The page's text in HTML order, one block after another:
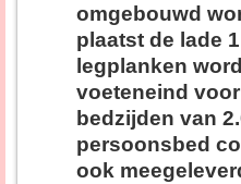
omgebouwd
plaatst de lade
legplanken
voeteneind
bedzijden van
persoonsbed
ook